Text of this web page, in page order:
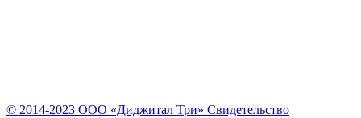
© 2014-2023 ООО «Диджитал Три» Свидетельство